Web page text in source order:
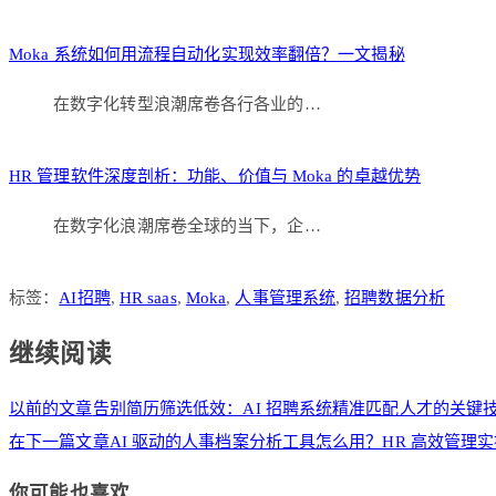
Moka 系统如何用流程自动化实现效率翻倍？一文揭秘
在数字化转型浪潮席卷各行各业的…
HR 管理软件深度剖析：功能、价值与 Moka 的卓越优势
在数字化浪潮席卷全球的当下，企…
标签： AI招聘, HR saas, Moka, 人事管理系统,招聘数据分析
继续阅读
以前的文章告别简历筛选低效：AI 招聘系统精准匹配人才的关键
在下一篇文章AI 驱动的人事档案分析工具怎么用？HR 高效管理